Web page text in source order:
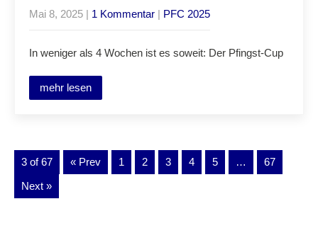
Mai 8, 2025 | 1 Kommentar | PFC 2025
In weniger als 4 Wochen ist es soweit: Der Pfingst-Cup
mehr lesen
3 of 67 « Prev 1 2 3 4 5 …
67
Next »